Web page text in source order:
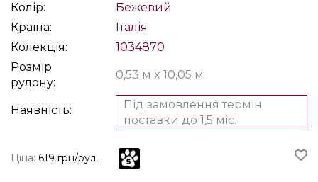
Колір:
Бежевий
Країна:
Італія
Колекція:
1034870
Розмір
рулону:
0,53 м x 10,05 м
Наявність:
Під замовлення термін
поставки до 1,5 міс.
Ціна: 619 грн/рул.